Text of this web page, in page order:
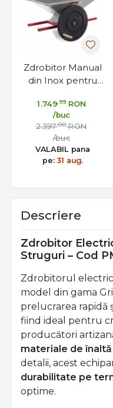
Zdrobitor Manual
din Inox pentru
Nylon, Hopper
800×500 mm, 700
kg/ora
1.749,99 RON
/buc
2.397,00 RON
/buc
VALABIL pana
pe: 31 aug.
Descriere
Zdrobitor
Struguri – Cod
Zdrobitorul electric
model din gama
prelucrarea rapidă
fiind ideal pentru
producători
materiale de
detalii, acest
durabilitate pe
optime.